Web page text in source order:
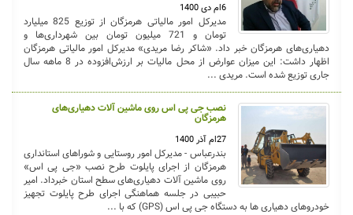
6ام دی 1400
مدیرکل امور مالیاتی هرمزگان از توزیع 825 میلیارد
تومان و 721 میلیون تومان بین شهرداری‌ها و
دهیاری‌های هرمزگان خبر داد. «شاکر رضا مریدی» مدیرکل امور مالیاتی هرمزگان
اظهار داشت: این میزان عوارض از محل مالیات بر ارزش‌افزوده در 8 ماهه سال
جاری توزیع شده است. مریدی ...
نصب جی پی اس روی ماشین آلات دهیاری‌های
هرمزگان
27ام آذر 1400
بندرعباس - مدیرکل امور روستایی و شوراهای استانداری
هرمزگان از اجرای پایلوت طرح نصب «جی پی اس»
روی ماشین آلات دهیاری‌های سطح استان خبرداد. امیر
حبیبی در جلسه هماهنگی اجرای طرح پایلوت تجهیز
خودروهای دهیاری ها به دستگاه جی پی اس (GPS) که با ...